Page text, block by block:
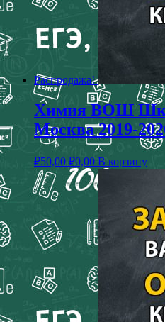
Распродажа!
Химия ВОШ
Москва 2019-
₽50,00 ₽0,00 В корзину